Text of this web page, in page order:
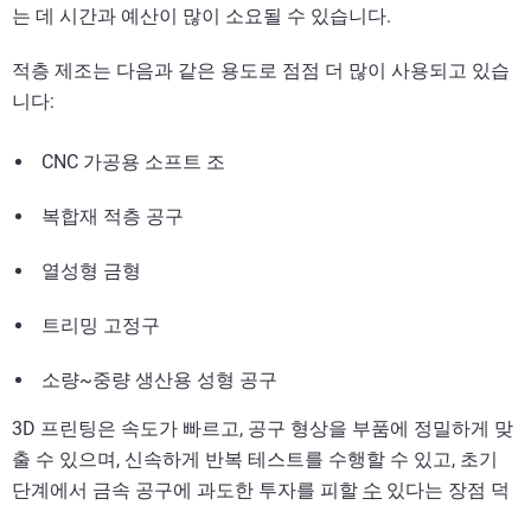
는 데 시간과 예산이 많이 소요될 수 있습니다.
적층 제조는 다음과 같은 용도로 점점 더 많이 사용되고 있습
니다:
CNC 가공용 소프트 조
복합재 적층 공구
열성형 금형
트리밍 고정구
소량~중량 생산용 성형 공구
3D 프린팅은 속도가 빠르고, 공구 형상을 부품에 정밀하게 맞
출 수 있으며, 신속하게 반복 테스트를 수행할 수 있고, 초기
단계에서 금속 공구에 과도한 투자를 피할 수 있다는 장점 덕